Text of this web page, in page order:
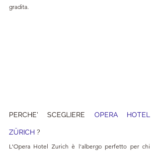
gradita.
PERCHE' SCEGLIERE OPERA HOTEL
ZÜRICH ?
L'Opera Hotel Zurich è l'albergo perfetto per chi